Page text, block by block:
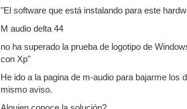
"El software que está instalando para este
M audio delta 44
no ha superado la prueba de logotipo de
con Xp"
He ido a la pagina de m-audio para bajarme los
mismo aviso.